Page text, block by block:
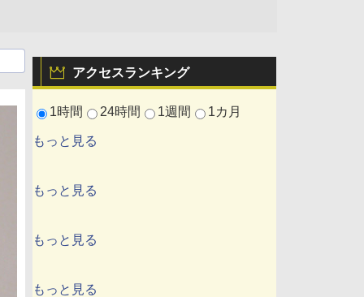
アクセスランキング
1時間 24時間 1週間 1カ月
もっと見る
もっと見る
もっと見る
もっと見る